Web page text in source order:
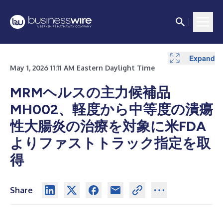
May 1, 2026 11:11 AM Eastern Daylight Time
MRMヘルスの主力候補品
MH002、軽度から中等度の潰瘍
性大腸炎の治療を対象に米FDA
よりファストトラック指定を取
得
Share
Expand